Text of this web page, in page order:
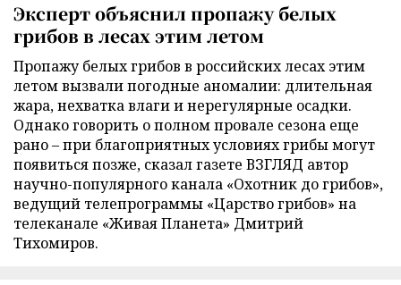
Эксперт объяснил пропажу белых
грибов в лесах этим летом
Пропажу белых грибов в российских лесах этим
летом вызвали погодные аномалии: длительная
жара, нехватка влаги и нерегулярные осадки.
Однако говорить о полном провале сезона еще
рано – при благоприятных условиях грибы могут
появиться позже, сказал газете ВЗГЛЯД автор
научно-популярного канала «Охотник до грибов»,
ведущий телепрограммы «Царство грибов» на
телеканале «Живая Планета» Дмитрий
Тихомиров.